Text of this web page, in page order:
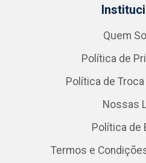
Quem
Política de
Política de
Nossas
Política de
Termos e